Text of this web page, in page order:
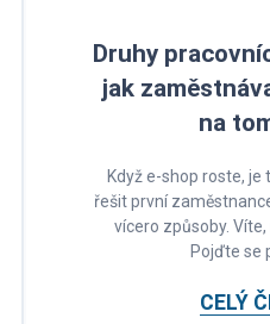
Druhy
jak
na
Když e-shop roste,
řešit první
vícero způsoby.
Pojďte se
CELÝ